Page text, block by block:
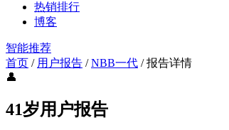
热销排行
博客
智能推荐
首页 / 用户报告 /NBB一代 /报告详情
👤
41岁用户报告